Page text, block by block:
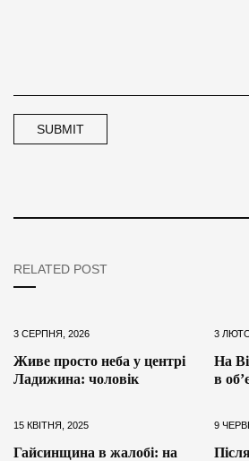
RELATED POST
3 СЕРПНЯ, 2026
Живе просто неба у центрі
Ладижина: чоловік
3
На
в
15 КВІТНЯ, 2025
Гайсинщина в жалобі: на
9